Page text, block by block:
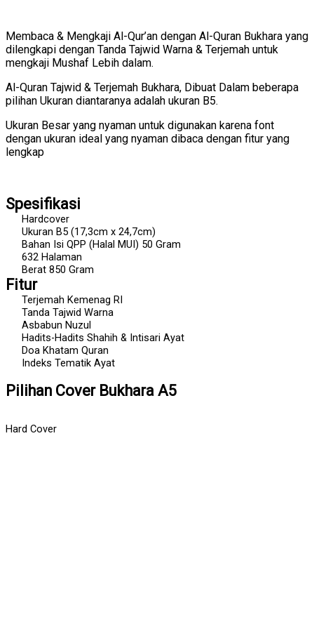
Membaca & Mengkaji Al-Qur’an dengan Al-Quran Bukhara yang
dilengkapi dengan Tanda Tajwid Warna & Terjemah untuk
mengkaji Mushaf Lebih dalam.
Al-Quran Tajwid & Terjemah Bukhara, Dibuat Dalam beberapa
pilihan Ukuran diantaranya adalah ukuran B5.
Ukuran Besar yang nyaman untuk digunakan karena font
dengan ukuran ideal yang nyaman dibaca dengan fitur yang
lengkap
Spesifikasi
Hardcover
Ukuran B5 (17,3cm x 24,7cm)
Bahan Isi QPP (Halal MUI) 50 Gram
632 Halaman
Berat 850 Gram
Fitur
Terjemah Kemenag RI
Tanda Tajwid Warna
Asbabun Nuzul
Hadits-Hadits Shahih & Intisari Ayat
Doa Khatam Quran
Indeks Tematik Ayat
Pilihan Cover Bukhara A5
Hard Cover